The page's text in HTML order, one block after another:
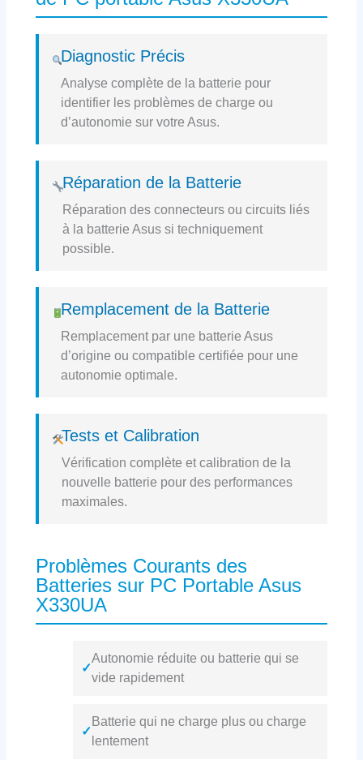
Diagnostic Précis
Analyse complète de la batterie pour
identifier les problèmes de charge ou
d’autonomie sur votre Asus.
Réparation de la Batterie
Réparation des connecteurs ou circuits liés
à la batterie Asus si techniquement
possible.
Remplacement de la Batterie
Remplacement par une batterie Asus
d’origine ou compatible certifiée pour une
autonomie optimale.
Tests et Calibration
Vérification complète et calibration de la
nouvelle batterie pour des performances
maximales.
Problèmes Courants des
Batteries sur PC Portable Asus
X330UA
✓
Autonomie réduite ou batterie qui se
vide rapidement
✓
Batterie qui ne charge plus ou charge
lentement